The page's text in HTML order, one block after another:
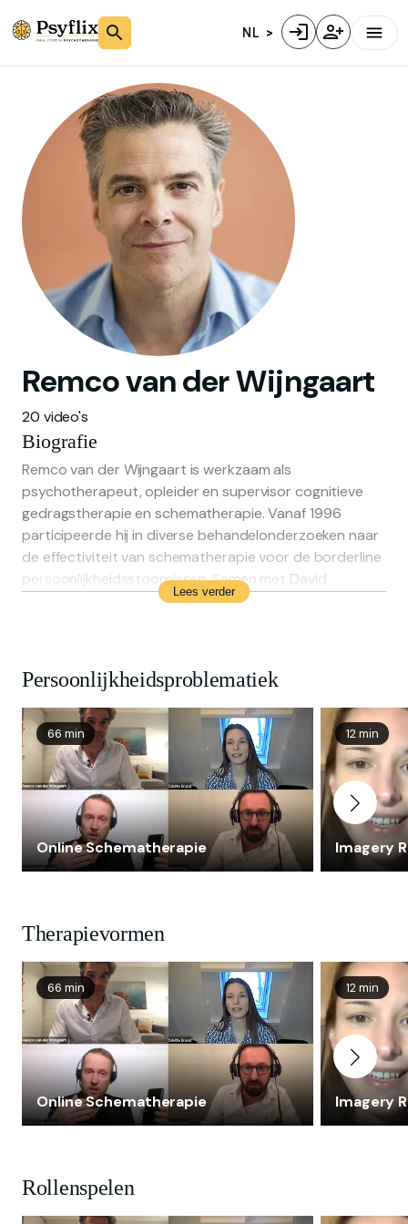
NL
Remcovan der Wijngaart
20 video's
Biografie
Remco van der Wijngaart is werkzaam als
psychotherapeut, opleider en supervisor cognitieve
gedragstherapie en schematherapie. Vanaf 1996
participeerde hij in diverse behandelonderzoeken naar
de effectiviteit van schematherapie voor de borderline
persoonlijkheidsstoornissen. Samen met David
Bernstein heeft hij vanaf 2007 trainingen verzorgd in
schematherapeut. Hij geeft wereldwijd trainingen,
lezingen en supervisie in schematherapie en heeft aan
diverse dvd-projecten op het gebied van
schematherapie gewerkt. Remco was tussen 2016 en
2018 vicepresident van de ISST (International Society
of Schema Therapy).
Lees verder
Persoonlijkheidsproblematiek
66 min
Online Schematherapie
12 min
Imagery
Therapievormen
66 min
Online Schematherapie
12 min
Imagery
Rollenspelen